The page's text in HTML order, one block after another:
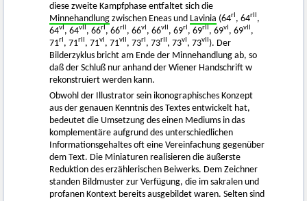
diese zweite Kampfphase entfaltet sich die
Minnehandlung zwischen Eneas und Lavinia (64rI, 64rII,
64vI, 64vII, 66rI, 66rII, 66vI, 66vII, 69rI, 69rII, 69vI, 69vII,
71rI, 71rII, 71vI, 71vII, 73rI, 73rII, 73vI, 73vII). Der
Bilderzyklus bricht am Ende der Minnehandlung ab, so
daß der Schluß nur anhand der Wiener Handschrift w
rekonstruiert werden kann.
Obwohl der Illustrator sein ikonographisches Konzept
aus der genauen Kenntnis des Textes entwickelt hat,
bedeutet die Umsetzung des einen Mediums in das
komplementäre aufgrund des unterschiedlichen
Informationsgehaltes oft eine Vereinfachung gegenüber
dem Text. Die Miniaturen realisieren die äußerste
Reduktion des erzählerischen Beiwerks. Dem Zeichner
standen Bildmuster zur Verfügung, die im sakralen und
profanen Kontext bereits ausgebildet waren. Selten sind